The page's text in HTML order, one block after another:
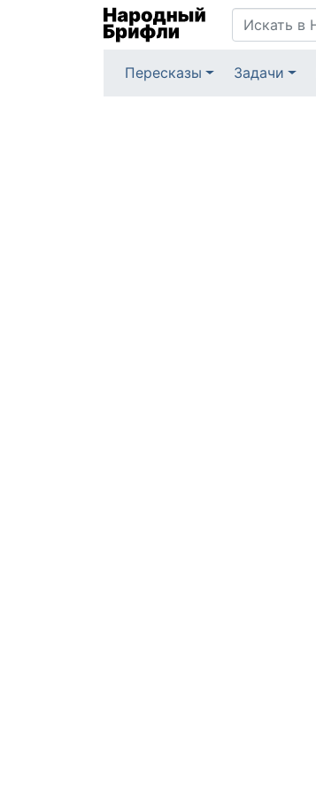
Пересказы Задачи